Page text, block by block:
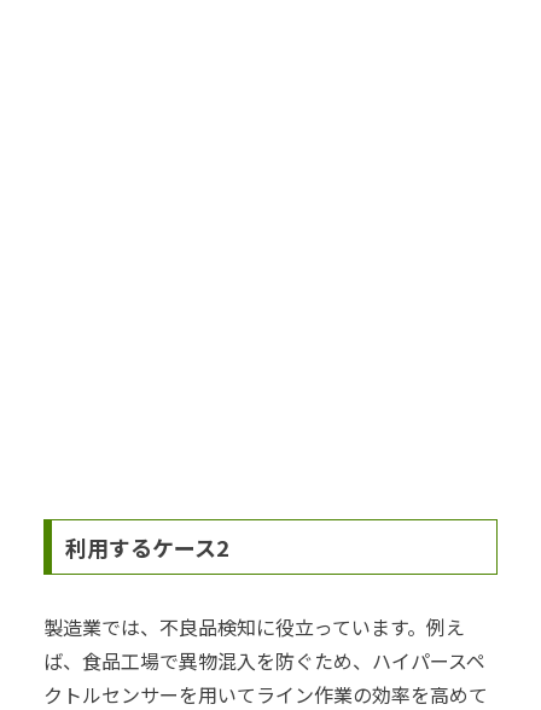
利用するケース2
製造業では、不良品検知に役立っています。例え
ば、食品工場で異物混入を防ぐため、ハイパースペ
クトルセンサーを用いてライン作業の効率を高めて